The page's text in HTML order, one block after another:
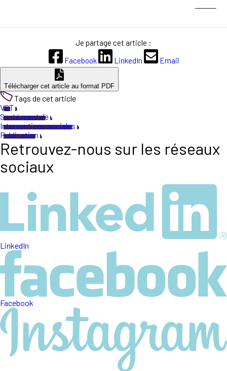
Je partage cet article :
Facebook
LinkedIn Email
Télécharger cet article au format PDF
Tags de cet article
VST
Santé mentale
Interventions sociales
Publication
Retrouvez-nous sur les réseaux
sociaux
LinkedIn
Facebook